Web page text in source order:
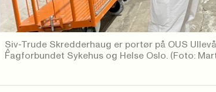
Siv-Trude Skredderhaug er portør på OUS
Fagforbundet Sykehus og Helse Oslo. (Foto: